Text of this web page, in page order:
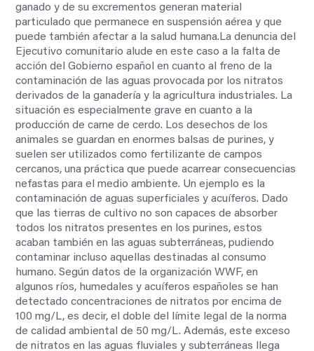
ganado y de su excrementos generan material
particulado que permanece en suspensión aérea y que
puede también afectar a la salud humana. La denuncia del
Ejecutivo comunitario alude en este caso a la falta de
acción del Gobierno español en cuanto al freno de la
contaminación de las aguas provocada por los nitratos
derivados de laganadería y la agricultura industriales. La
situación es especialmente grave en cuanto a la
producción de carne de cerdo. Los desechos de los
animales se guardan en enormes balsas de purines, y
suelen ser utilizados como fertilizante de campos
cercanos, una práctica que puede acarrear consecuencias
nefastas para el medio ambiente. Un ejemplo es la
contaminación de aguas superficiales y acuíferos. Dado
que las tierras de cultivo no son capaces de absorber
todos los nitratos presentes en los purines, estos
acaban también en las aguas subterráneas, pudiendo
contaminar incluso aquellas destinadas al consumo
humano. Según datos de la organización WWF, en
algunos ríos, humedales y acuíferos españoles se han
detectado concentraciones de nitratos por encima de
100 mg/L, es decir, el doble del límite legal de la norma
de calidad ambiental de 50 mg/L. Además, este exceso
de nitratos en las aguas fluviales y subterráneas llega